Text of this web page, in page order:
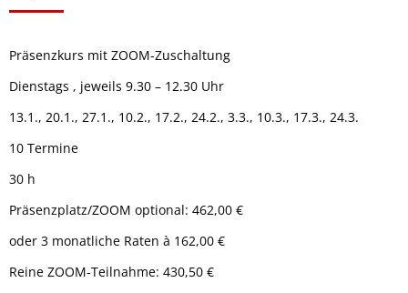
Präsenzkurs mit ZOOM-Zuschaltung
Dienstags , jeweils 9.30 – 12.30 Uhr
13.1., 20.1., 27.1., 10.2., 17.2., 24.2., 3.3., 10.3., 17.3., 24.3.
10 Termine
30 h
Präsenzplatz/ZOOM optional: 462,00 €
oder 3 monatliche Raten à 162,00 €
Reine ZOOM-Teilnahme: 430,50 €